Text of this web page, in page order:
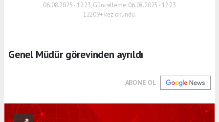
06.08.2025 - 12:23, Güncelleme: 06.08.2025 - 12:23
12209+ kez okundu.
Genel Müdür görevinden ayrıldı
ABONE OL